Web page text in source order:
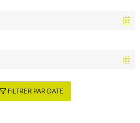
FILTRER PAR DATE